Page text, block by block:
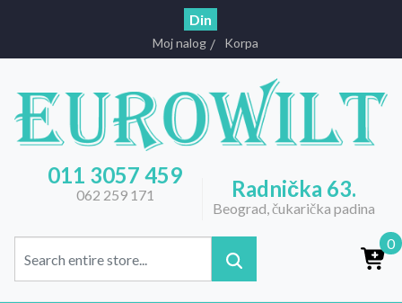
Din
Moj nalog Korpa
011 3057 459
062 259 171 Radnička 63.
Beograd, čukarička padina
0